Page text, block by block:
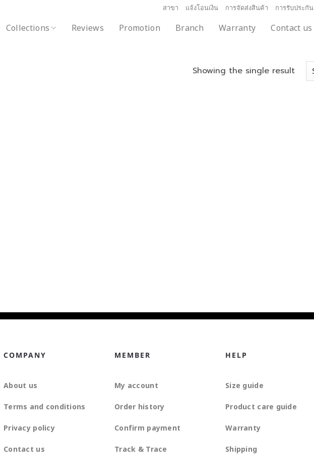
สาขา แจ้งโอนเงิน การจัดส่งสินค้า การรับประกัน
Collections Reviews Promotion Branch Warranty Contact us
Showing the single result
COMPANY
About us
Terms and conditions
Privacy policy
Contact us
MEMBER
My account
Order history
Confirm payment
Track & Trace
HELP
Size guide
Product care guide
Warranty
Shipping